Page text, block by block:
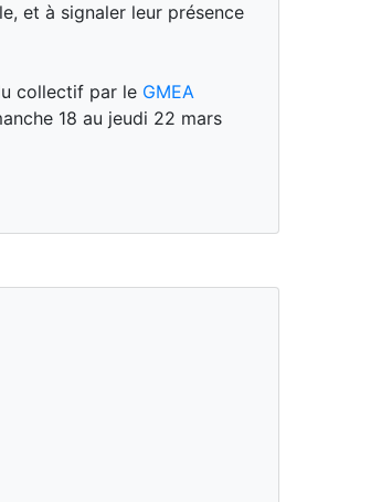
et à signaler leur présence
collectif par le GMEA
18 au jeudi 22 mars